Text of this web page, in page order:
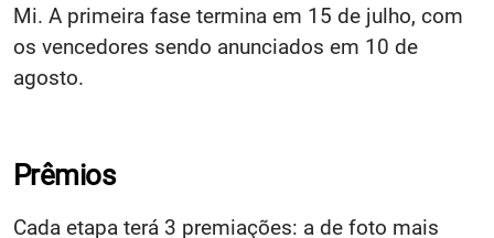
Mi. A primeira fase termina em 15 de julho, com
os vencedores sendo anunciados em 10 de
agosto.
Prêmios
Cada etapa terá 3 premiações: a de foto mais